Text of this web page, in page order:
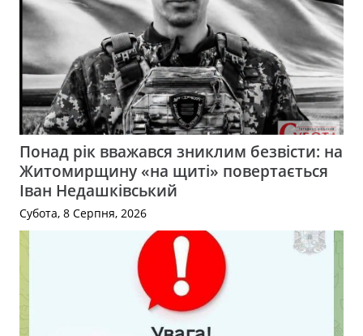
Понад рік вважався зниклим безвісти: на
Житомирщину «на щиті» повертається
Іван Недашківський
Субота, 8 Серпня, 2026